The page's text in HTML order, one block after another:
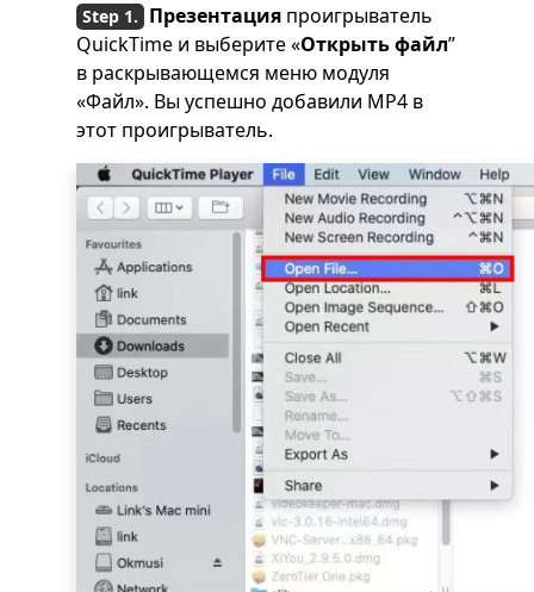
Презентация проигрыватель
QuickTime и выберите «Открыть файл”
в раскрывающемся меню модуля
«Файл». Вы успешно добавили MP4 в
этот проигрыватель.